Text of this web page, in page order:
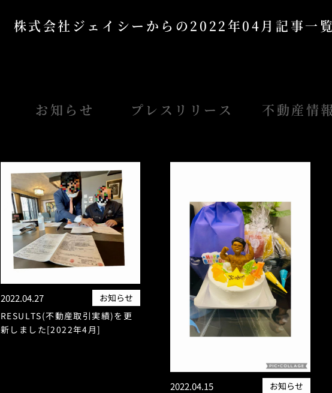
株式会社ジェイシーからの 2022年04月記事一
お知らせ プレスリリース 不動産情報
2022.04.27
お知らせ
RESULTS(不動産取引実績)を更
新しました[2022年4月]
2022.04.15
お知らせ